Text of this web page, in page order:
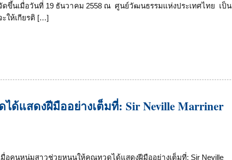
นเมื่อวันที่ 19 ธันวาคม 2558 ณ ศูนย์วัฒนธรรมแห่งประเทศไทย เป็น
ให้เกียรติ […]
แสดงฝีมืออย่างเต็มที่: Sir Neville Marriner
มื่อคนหนุ่มสาวช่วยหนุนให้คุณทวดได้แสดงฝีมืออย่างเต็มที่: Sir Neville